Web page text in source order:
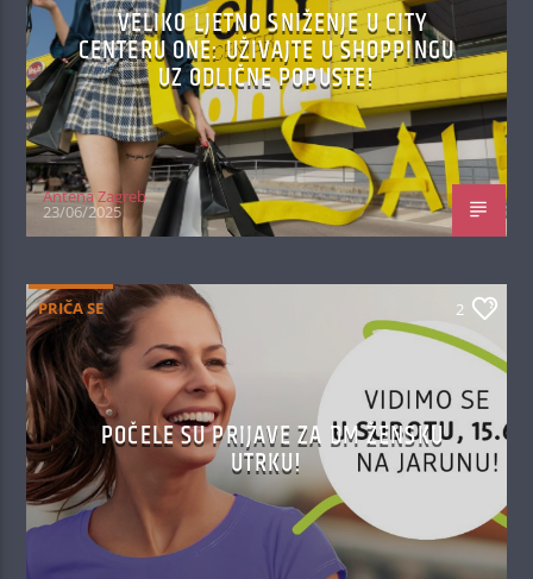
VELIKO LJETNO SNIŽENJE U CITY
CENTERU ONE: UŽIVAJTE U SHOPPINGU
UZ ODLIČNE POPUSTE!
Antena Zagreb
23/06/2025
PRIČA SE 2
POČELE SU PRIJAVE ZA DM ŽENSKU
UTRKU!